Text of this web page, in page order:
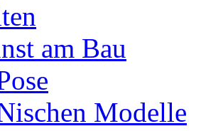
am Bau
Modelle